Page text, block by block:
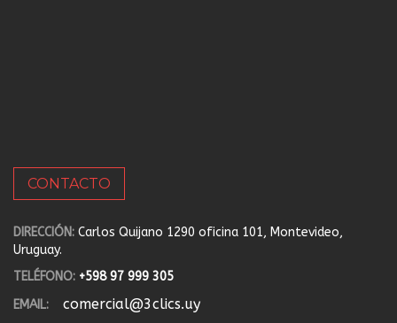
CONTACTO
DIRECCIÓN: Carlos Quijano 1290 oficina 101, Montevideo,
Uruguay.
TELÉFONO: +598 97 999 305
EMAIL:
comercial@3clics.uy